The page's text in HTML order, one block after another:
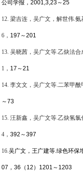
公司学报，2001,3,23～25
12.梁吉连，吴广文，解世伟 .氨
6 ， 197 ～201
13.吴晓茜，吴广文等 .乙炔法合
1 ， 17 ～21
14.李文文，吴广文等 二苯甲酰
～73
15.汪新鑫，吴广文等 .乙炔氢氯
4 ，392 ～397
16.吴广文，王广建等 .绿色环保
07 ，36 （ 12 ） 1201 ～ 1203